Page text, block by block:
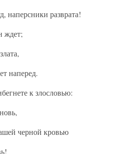
наперсники разврата!
ждет;
наперед.
к злословью:
черной кровью